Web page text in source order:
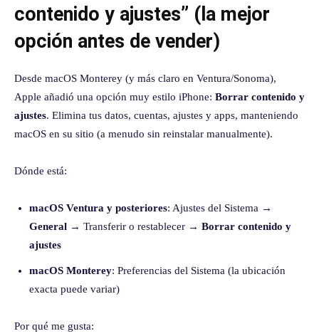
contenido y ajustes” (la mejor
opción antes de vender)
Desde macOS Monterey (y más claro en Ventura/Sonoma),
Apple añadió una opción muy estilo iPhone: Borrar contenido y
ajustes. Elimina tus datos, cuentas, ajustes y apps, manteniendo
macOS en su sitio (a menudo sin reinstalar manualmente).
Dónde está:
macOS Ventura y posteriores: Ajustes del Sistema →
General → Transferir o restablecer → Borrar contenido y
ajustes
macOS Monterey: Preferencias del Sistema (la ubicación
exacta puede variar)
Por qué me gusta: